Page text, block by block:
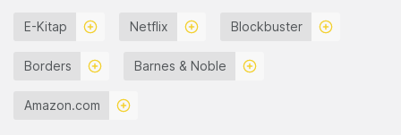
E-Kitap Netflix Blockbuster
Borders Barnes & Noble
Amazon.com